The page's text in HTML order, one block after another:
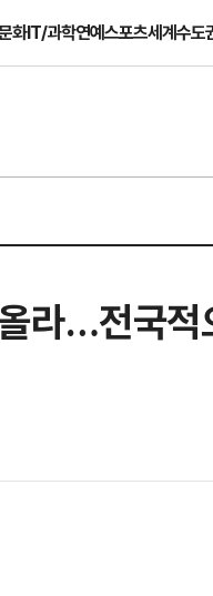
화IT/과학연예스포츠세계수도
라…전국적